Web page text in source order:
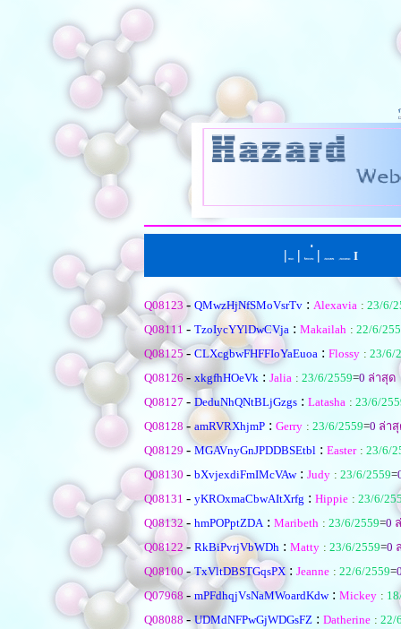
| | ่ | I
Q08123 - QMwzHjNfSMoVsrTv : Alexavia : 23/6/
Q08111 - TzoIycYYlDwCVja : Makailah : 22/6/
Q08125- CLXcgbwFHFFIoYaEuoa : Flossy : 23/6/
Q08126 -xkgfhHOeVk : Jalia : 23/6/2559=0 ล่าสุด
Q08127 - DeduNhQNtBLjGzgs : Latasha : 23/6/
Q08128 - amRVRXhjmP : Gerry : 23/6/2559=0 ล่า
Q08129 - MGAVnyGnJPDDBSEtbl : Easter : 23/6/
Q08130 - bXvjexdiFmIMcVAw: Judy : 23/6/2559=
Q08131 - yKROxmaCbwAItXrfg : Hippie : 23/6/
Q08132- hmPOPptZDA : Maribeth : 23/6/2559=0
Q08122 - RkBiPvrjVbWDh : Matty : 23/6/2559=0
Q08100-TxVltDBSTGqsPX : Jeanne : 22/6/2559=
Q07968 - mPFdhqjVsNaMWoardKdw: Mickey :
Q08088-UDMdNFPwGjWDGsFZ : Datherine : 22/